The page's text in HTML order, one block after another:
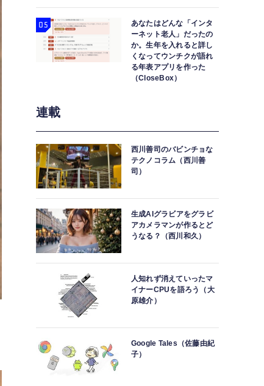
あなたはどんな「インタ
ーネット老人」だったの
か。生年を入れると詳し
くなってウンチクが語れ
る年表アプリを作った
（CloseBox）
連載
西川善司のバビンチョな
テクノコラム（西川善
司）
生成AIグラビアをグラビ
アカメラマンが作るとど
うなる？（西川和久）
人知れず消えていったマ
イナーCPUを語ろう（大
原雄介）
Google Tales（佐藤由紀
子）